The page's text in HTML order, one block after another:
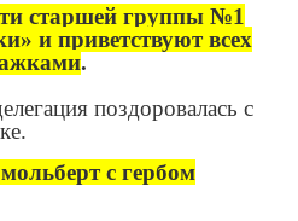
старшей группы №1
и приветствуют всех
.
поздоровалась с
с гербом